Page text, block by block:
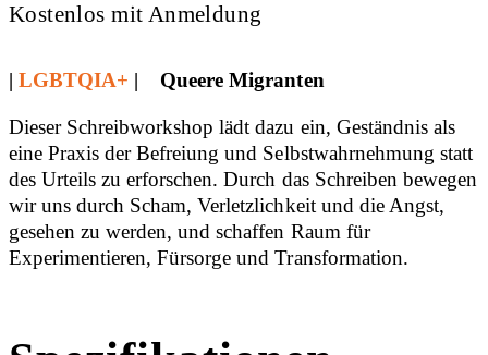
Kostenlos mit Anmeldung
|LGBTQIA+ | Queere Migranten
Dieser Schreibworkshop lädt dazu ein, Geständnis als
eine Praxis der Befreiung und Selbstwahrnehmung statt
des Urteils zu erforschen. Durch das Schreiben bewegen
wir uns durch Scham, Verletzlichkeit und die Angst,
gesehen zu werden, und schaffen Raum für
Experimentieren, Fürsorge und Transformation.